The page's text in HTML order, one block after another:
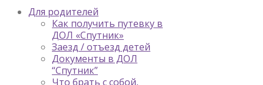
Для родителей
Как получить путевку в
ДОЛ «Спутник»
Заезд / отъезд детей
Документы в ДОЛ
“Спутник”
Что брать с собой,